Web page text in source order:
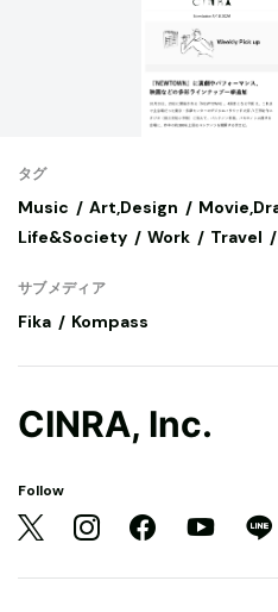
タグ
Music Art,Design
Life&Society
Work Travel
サブメディア
Fika Kompass
CINRA, Inc.
Follow